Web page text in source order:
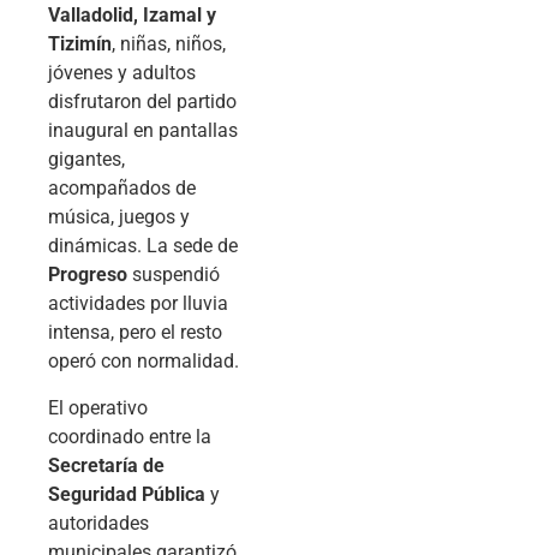
Valladolid, Izamal y
Tizimín, niñas, niños,
jóvenes y adultos
disfrutaron del partido
inaugural en pantallas
gigantes,
acompañados de
música, juegos y
dinámicas. La sede de
Progreso suspendió
actividades por lluvia
intensa, pero el resto
operó con normalidad.
El operativo
coordinado entre la
Secretaría de
Seguridad Pública y
autoridades